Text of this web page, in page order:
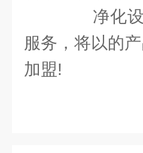
净化设
服务，将以的
加盟!